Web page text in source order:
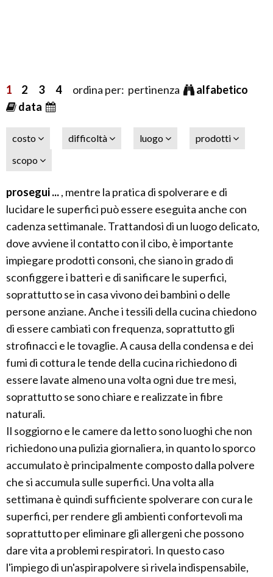
1 2 3 4ordina per: pertinenza
alfabetico
data
costo difficoltà luogo
prodotti
scopo
prosegui ..., mentre la pratica di spolverare e di
lucidare le superfici può essere eseguita anche con
cadenza settimanale. Trattandosi di un luogo delicato,
dove avviene il contatto con il cibo, è importante
impiegare prodotti consoni, che siano in grado di
sconfiggere i batteri e di sanificare le superfici,
soprattutto se in casa vivono dei bambini o delle
persone anziane. Anche i tessili della cucina chiedono
di essere cambiati con frequenza, soprattutto gli
strofinacci e le tovaglie. A causa della condensa e dei
fumi di cottura le tende della cucina richiedono di
essere lavate almeno una volta ogni due tre mesi,
soprattutto se sono chiare e realizzate in fibre
naturali.
Il soggiorno e le camere da letto sono luoghi che non
richiedono una pulizia giornaliera, in quanto lo sporco
accumulato è principalmente composto dalla polvere
che si accumula sulle superfici. Una volta alla
settimana è quindi sufficiente spolverare con cura le
superfici, per rendere gli ambienti confortevoli ma
soprattutto per eliminare gli allergeni che possono
dare vita a problemi respiratori. In questo caso
l'impiego di un'aspirapolvere si rivela indispensabile,